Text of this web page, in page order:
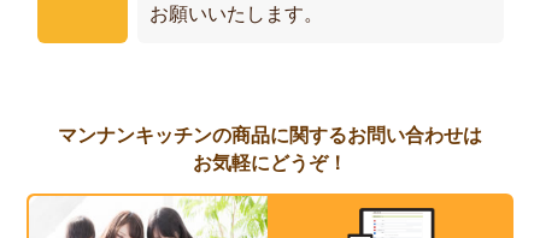
お願いいたします。
マンナンキッチンの商品に関するお問い合わせは
お気軽にどうぞ！